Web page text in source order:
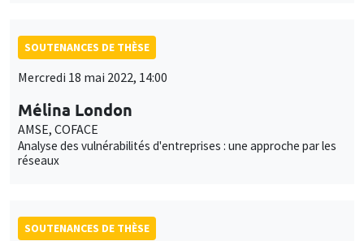
SOUTENANCES DE THÈSE
Mercredi 18 mai 2022, 14:00
Mélina London
AMSE, COFACE
Analyse des vulnérabilités d'entreprises : une approche par les
réseaux
SOUTENANCES DE THÈSE